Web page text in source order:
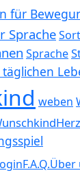
für
Sprache
Sprache
weben
F.A.Q.Über